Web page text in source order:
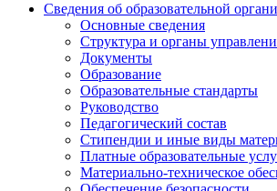
Сведения об образовательной
Основные сведения
Структура и органы
Документы
Образование
Образовательные стандарты
Руководство
Педагогический состав
Стипендии и иные виды
Платные образовательные
Материально-техническое